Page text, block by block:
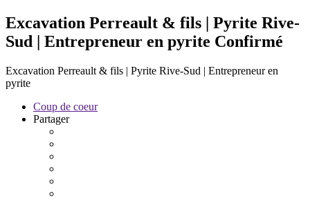
Excavation Perreault & fils | Pyrite Rive-
Sud | Entrepreneur en pyrite Confirmé
Excavation Perreault & fils | Pyrite Rive-Sud | Entrepreneur en
pyrite
Coup de coeur
Partager